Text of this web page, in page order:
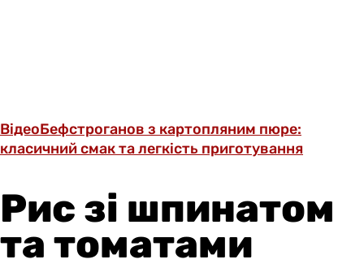
ВідеоБефстроганов з картопляним пюре:
класичний смак та легкість приготування
Рис зі шпинатом
та томатами